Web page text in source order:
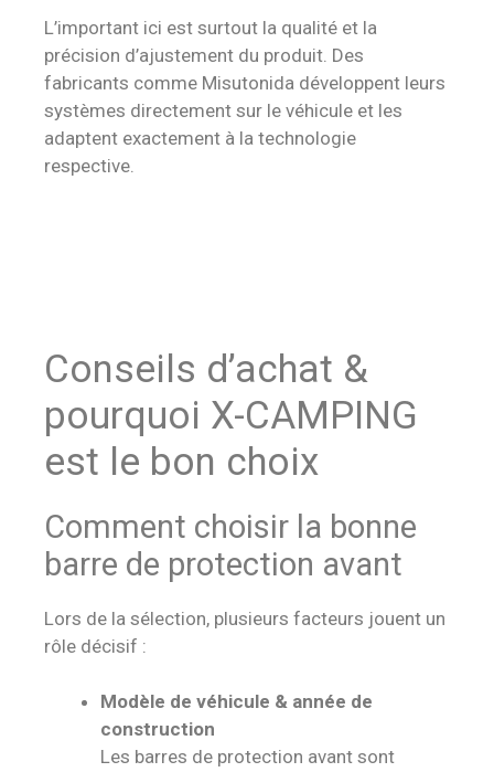
L’important ici est surtout la qualité et la
précision d’ajustement du produit. Des
fabricants comme Misutonida développent leurs
systèmes directement sur le véhicule et les
adaptent exactement à la technologie
respective.
Conseils d’achat &
pourquoi X-CAMPING
est le bon choix
Comment choisir la bonne
barre de protection avant
Lors de la sélection, plusieurs facteurs jouent un
rôle décisif :
Modèle de véhicule & année de
construction
Les barres de protection avant sont